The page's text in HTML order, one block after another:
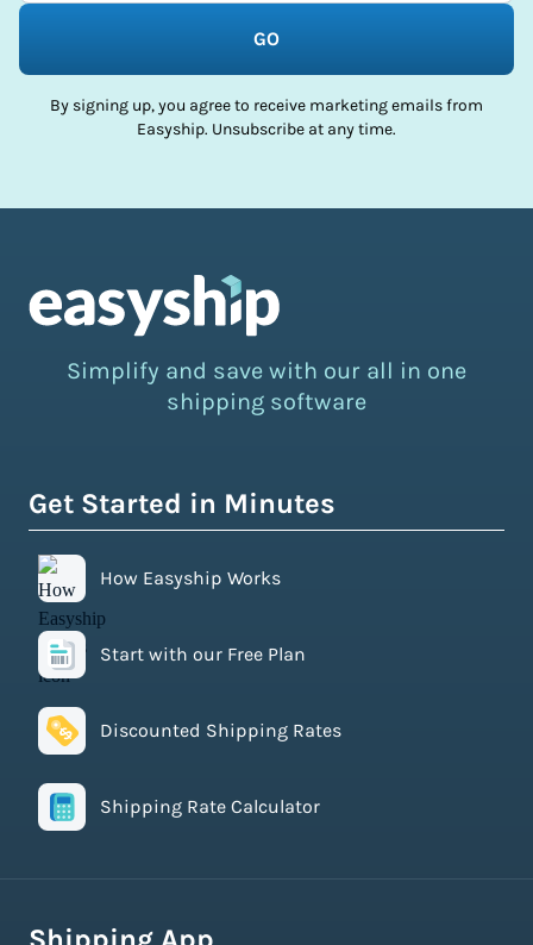
GO
By signing up, you agree to receive marketing emails from
Easyship. Unsubscribe at any time.
Simplify and save with our all in one
shipping software
Get Started in Minutes
How Easyship Works
Start with our Free Plan
Discounted Shipping Rates
Shipping Rate Calculator